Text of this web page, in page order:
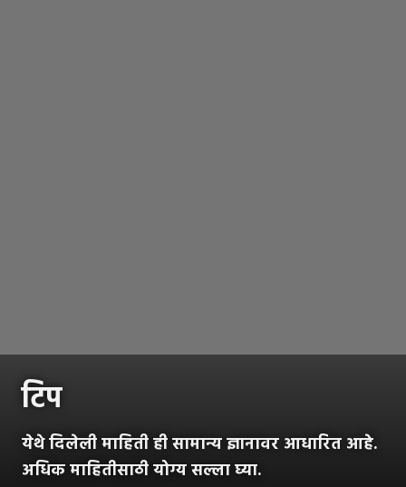
टिप
येथे दिलेली माहिती ही सामान्य ज्ञानावर आधारित आहे.
अधिक माहितीसाठी योग्य सल्ला घ्या.